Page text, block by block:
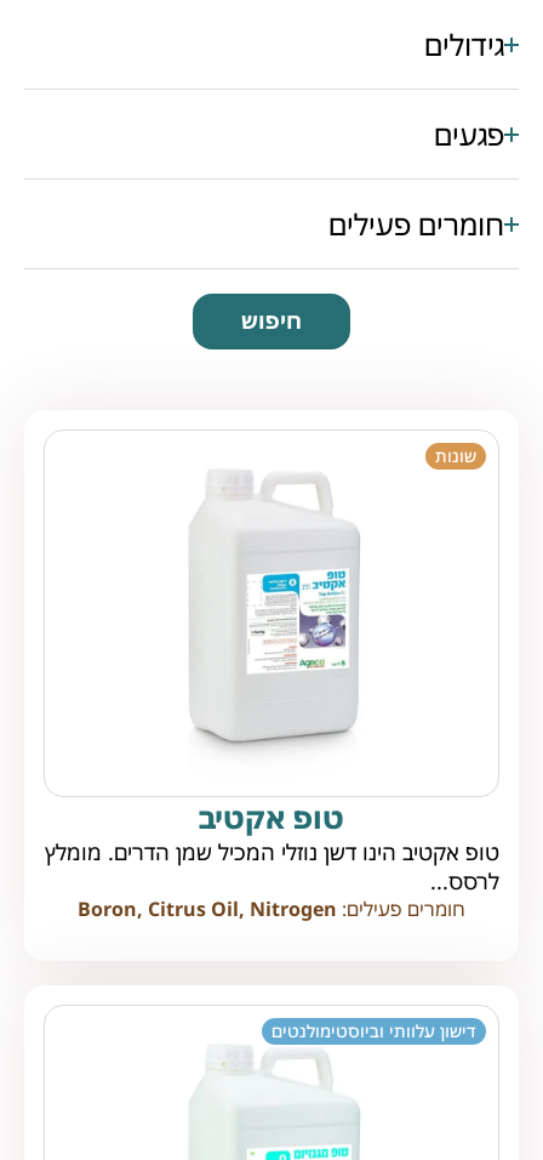
גידולים
פגעים
חומרים פעילים
חיפוש
שונות
טופ אקטיב
טופ אקטיב הינו דשן נוזלי המכיל שמן הדרים. מומלץ
לרסס...
חומרים פעילים: Boron, Citrus Oil, Nitrogen
דישון עלוותי וביוסטימולנטים